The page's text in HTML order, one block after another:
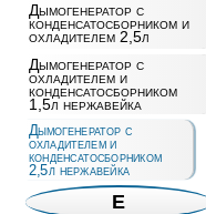
Дымогенератор с
конденсатосборником и
охладителем 2,5л
Дымогенератор с
охладителем и
конденсатосборником
1,5л нержавейка
Дымогенератор с
охладителем и
конденсатосборником
2,5л нержавейка
Е